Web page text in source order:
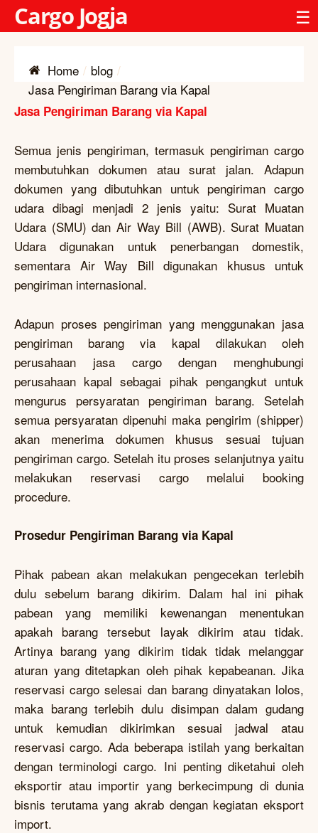
Cargo Jogja ☰
Home
blog
Jasa Pengiriman Barang via Kapal
Jasa Pengiriman Barang via Kapal
Semua jenis pengiriman, termasuk pengiriman cargo
membutuhkan dokumen atau surat jalan. Adapun
dokumen yang dibutuhkan untuk pengiriman cargo
udara dibagi menjadi 2 jenis yaitu: Surat Muatan
Udara (SMU) dan Air Way Bill (AWB). Surat Muatan
Udara digunakan untuk penerbangan domestik,
sementara Air Way Bill digunakan khusus untuk
pengiriman internasional.
Adapun proses pengiriman yang menggunakan jasa
pengiriman barang via kapal dilakukan oleh
perusahaan jasa cargo dengan menghubungi
perusahaan kapal sebagai pihak pengangkut untuk
mengurus persyaratan pengiriman barang. Setelah
semua persyaratan dipenuhi maka pengirim (shipper)
akan menerima dokumen khusus sesuai tujuan
pengiriman cargo. Setelah itu proses selanjutnya yaitu
melakukan reservasi cargo melalui booking
procedure.
Prosedur Pengiriman Barang via Kapal
Pihak pabean akan melakukan pengecekan terlebih
dulu sebelum barang dikirim. Dalam hal ini pihak
pabean yang memiliki kewenangan menentukan
apakah barang tersebut layak dikirim atau tidak.
Artinya barang yang dikirim tidak tidak melanggar
aturan yang ditetapkan oleh pihak kepabeanan. Jika
reservasi cargo selesai dan barang dinyatakan lolos,
maka barang terlebih dulu disimpan dalam gudang
untuk kemudian dikirimkan sesuai jadwal atau
reservasi cargo. Ada beberapa istilah yang berkaitan
dengan terminologi cargo. Ini penting diketahui oleh
eksportir atau importir yang berkecimpung di dunia
bisnis terutama yang akrab dengan kegiatan eksport
import.